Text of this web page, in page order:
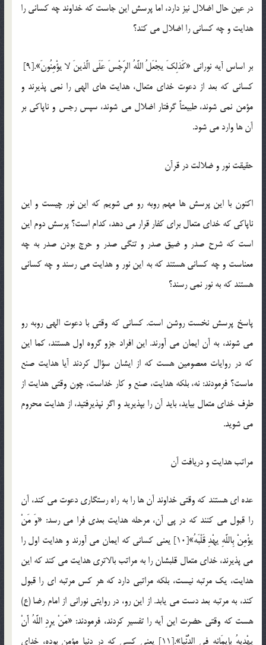
در عین حال اضلال نیز دارد، اما پرسش این جاست که خداوند چه كسانی را
هدایت و چه كسانی را اضلال می کند؟
بر اساس آیه نورانی «كَذلِكَ یجْعَلُ اللَّهُ الرِّجْسَ عَلَى الَّذینَ لا یؤْمِنُونَ».[9]
کسانی كه بعد از دعوت خدای متعال، هدایت های الهی را نمی پذیرند و
مؤمن نمی شوند، طبیعتاً گرفتار اضلال می شوند، سپس رجس و ناپاكی بر
آن ها وارد می شود.
حقیقت نور و ضلالت در قرآن
اکنون با این پرسش ها مهم روبه رو می شویم که این نور چیست و این
ناپاكی كه خدای متعال برای كفار قرار می دهد، کدام است؟ پرسش دوم این
است كه شرح صدر و ضیق صدر و تنگی صدر و حرج بودن صدر به چه
معناست و چه كسانی هستند كه به این نور و هدایت می رسند و چه كسانی
هستند كه به نور نمی رسند؟
پاسخ پرسش نخست روشن است. کسانی كه وقتی با دعوت الهی روبه رو
می شوند، به آن ایمان می آورند. این افراد جزو گروه اول هستند، كما این
كه در روایات معصومین هست که از ایشان سؤال كردند آیا هدایت صنع
ماست؟ فرمودند: نه، بلکه هدایت، صنع و كار خداست، چون وقتی هدایت از
طرف خدای متعال بیاید، باید آن را بپذیرید و اگر نپذیرفتید، از هدایت محروم
می شوید.
مراتب هدایت و دریافت آن
عده ای هستند كه وقتی خداوند آن ها را به راه رستگاری دعوت می کند، آن
را قبول می کنند که در پی آن، مرحله هدایت بعدی فرا می رسد: «وَ مَنْ
یؤْمِنْ بِاللَّهِ یهْدِ قَلْبَهُ»[10] یعنی كسانی كه ایمان می آورند و هدایت اول را
می پذیرند، خدای متعال قلبشان را به مراتب بالاتری هدایت می کند که این
هدایت، یك مرتبه نیست، بلکه مراتبی دارد که هر كس مرتبه ای را قبول
کند، به مرتبه بعد دست می یابد. از این رو، در روایتی نورانی از امام رضا (ع)
هست که وقتی حضرت این آیه را تفسیر کردند، فرمودند: «مَنْ یرِدِ اللَّهُ أَنْ
یهْدِیهُ بِإِیمَانِهِ فِی الدُّنْیا».[11] یعنی كسی كه در دنیا مؤمن بوده، خدای